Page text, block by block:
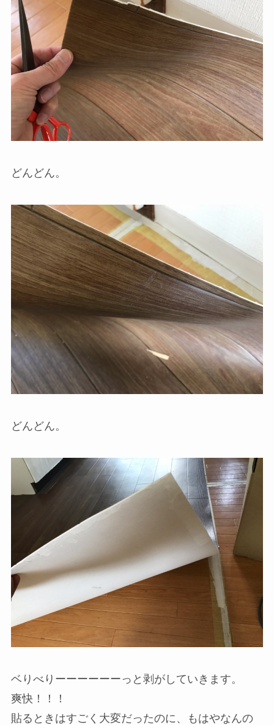
どんどん。
どんどん。
ベりべりーーーーーーっと剥がしていきます。
爽快！！！
貼るときはすごく大変だったのに、もはやなんの